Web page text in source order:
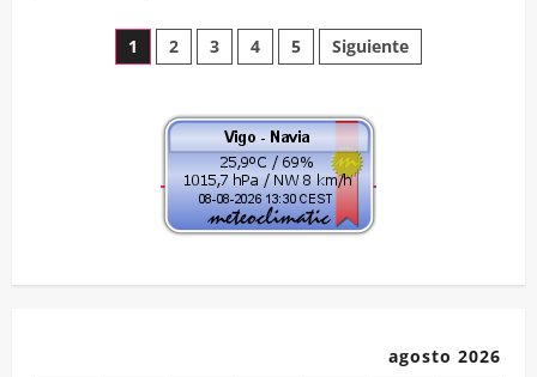
ALENTO
Asociación
de
Paginación
entradas
1 2 3 4 5 Siguiente
agosto 2026